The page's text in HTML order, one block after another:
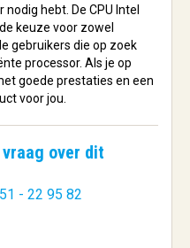
hebt. De CPU Intel
keuze voor zowel
gebruikers die op zoek
processor. Als je op
goede prestaties en een
voor jou.
over dit
- 22 95 82